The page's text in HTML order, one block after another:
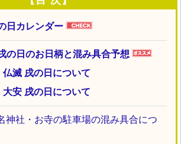
日カレンダー
の日のお日柄と混み具合予想
滅 戌の日について
安 戌の日について
神社・お寺の駐車場の混み具合につ